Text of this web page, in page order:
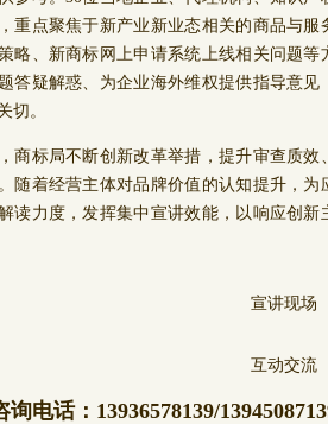
重点聚焦于新产业新业态相关的商品与
略、 新商标网上申请系统上线相关问题等
答疑解惑、为企业海外维权提供指导意
切 。
商标局不断创新改革举措，提升审查质
随着经营主体对品牌价值的认知提升，
读力度，发挥集中宣讲效能，以响应创新
宣讲现场
互动交流
询电话： 13936578139/